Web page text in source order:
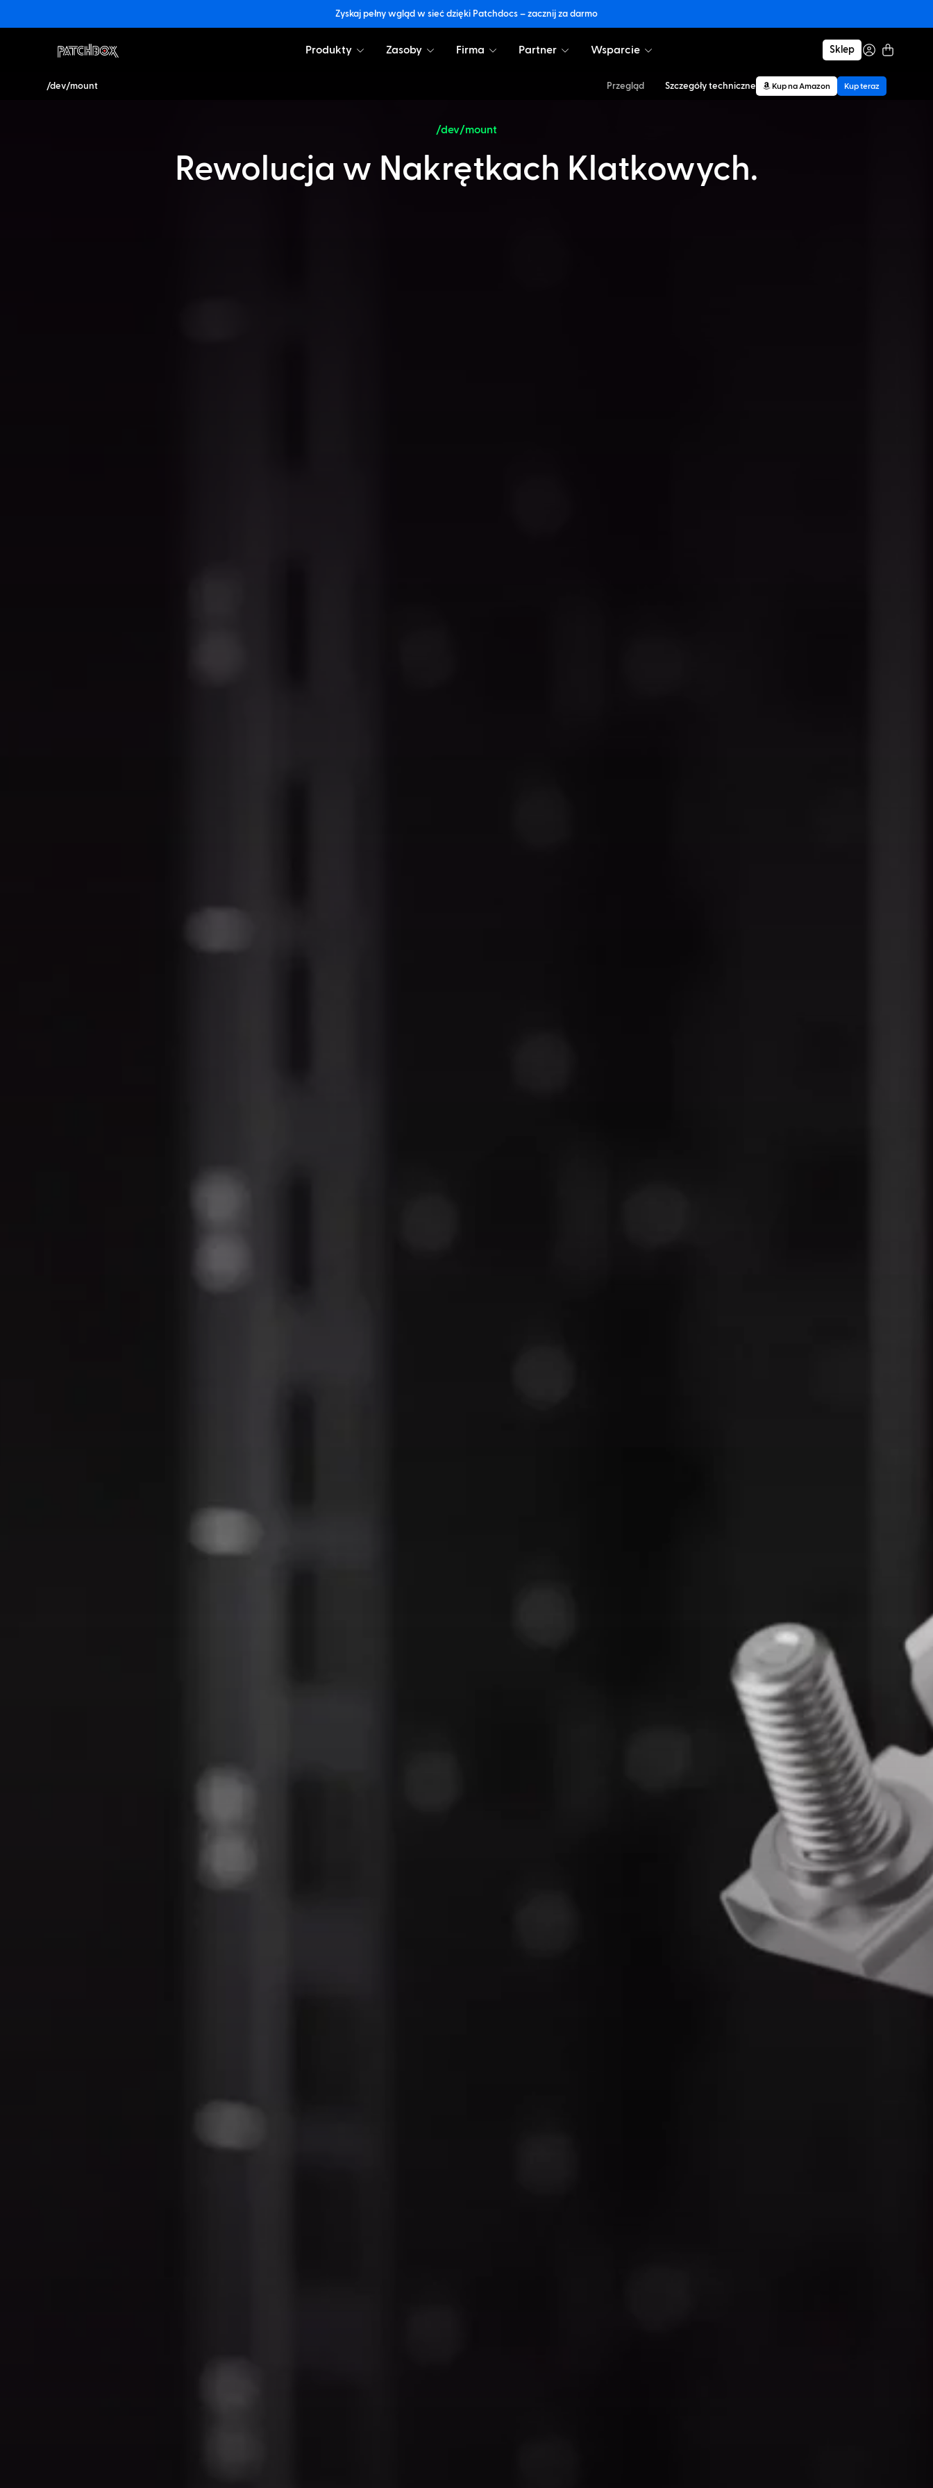
Zyskaj pełny wgląd w sieć dzięki Patchdocs – zacznij za darmo
Produkty Zasoby Firma Partner Wsparcie Sklep
/dev/mount Przegląd Szczegóły techniczne Kup na Amazon Kup teraz
/dev/mount
Rewolucja w Nakrętkach Klatkowych.